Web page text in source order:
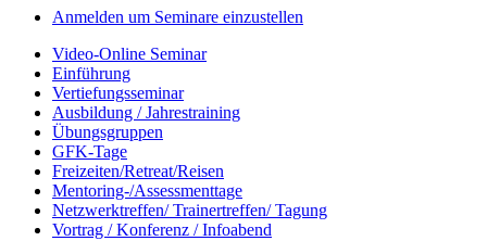
Anmelden um Seminare einzustellen
Video-Online Seminar
Einführung
Vertiefungsseminar
Ausbildung / Jahrestraining
Übungsgruppen
GFK-Tage
Freizeiten/Retreat/Reisen
Mentoring-/Assessmenttage
Netzwerktreffen/ Trainertreffen/ Tagung
Vortrag / Konferenz / Infoabend